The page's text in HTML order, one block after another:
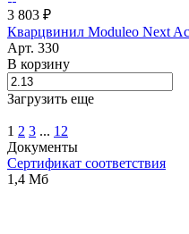
3 803 ₽
Кварцвинил Moduleo Next
Арт. 330
В корзину
Загрузить еще
1 2 3 ... 12
Документы
Сертификат соответствия
1,4 Мб